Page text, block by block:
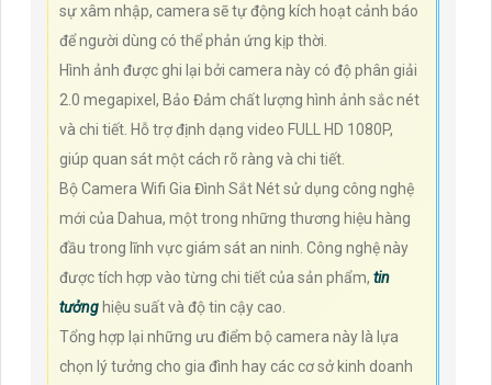
sự xâm nhập, camera sẽ tự động kích hoạt cảnh báo
để người dùng có thể phản ứng kịp thời.
Hình ảnh được ghi lại bởi camera này có độ phân giải
2.0 megapixel, Bảo Đảm chất lượng hình ảnh sắc nét
và chi tiết. Hỗ trợ định dạng video FULL HD 1080P,
giúp quan sát một cách rõ ràng và chi tiết.
Bộ Camera Wifi Gia Đình Sắt Nét sử dụng công nghệ
mới của Dahua, một trong những thương hiệu hàng
đầu trong lĩnh vực giám sát an ninh. Công nghệ này
được tích hợp vào từng chi tiết của sản phẩm, tin
tưởng hiệu suất và độ tin cậy cao.
Tổng hợp lại những ưu điểm bộ camera này là lựa
chọn lý tưởng cho gia đình hay các cơ sở kinh doanh